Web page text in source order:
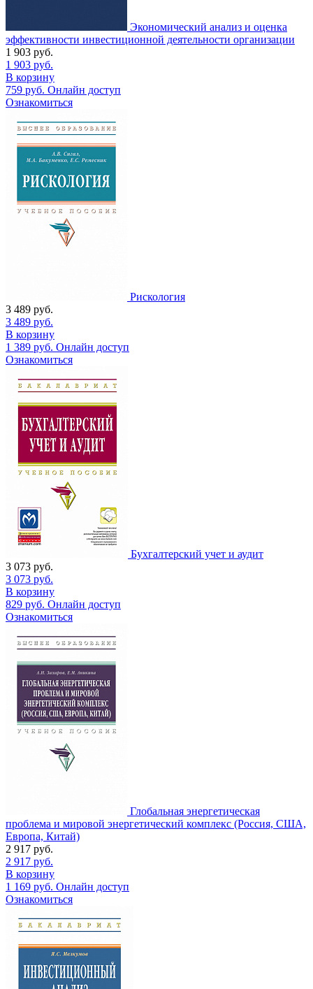
Экономический анализ и оценка
эффективности инвестиционной деятельности организации
1 903 руб.
1 903 руб.
В корзину
759 руб. Онлайн доступ
Ознакомиться
Рискология
3 489 руб.
3 489 руб.
В корзину
1 389 руб. Онлайн доступ
Ознакомиться
Бухгалтерский учет и аудит
3 073 руб.
3 073 руб.
В корзину
829 руб. Онлайн доступ
Ознакомиться
Глобальная энергетическая
проблема и мировой энергетический комплекс (Россия, США,
Европа, Китай)
2 917 руб.
2 917 руб.
В корзину
1 169 руб. Онлайн доступ
Ознакомиться